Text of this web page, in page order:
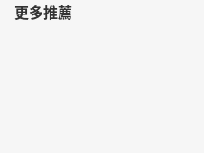
更多推薦